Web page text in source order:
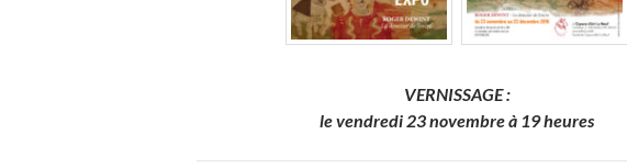
VERNISSAGE :
le vendredi 23 novembre à 19 heures